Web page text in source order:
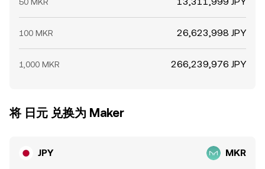
100 MKR 26,623,998 JPY
1,000 MKR 266,239,976 JPY
将 日元 兑换为 Maker
JPY MKR